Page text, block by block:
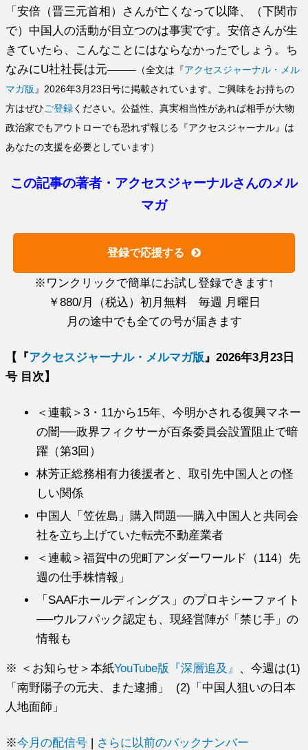
「安倍（晋三元首相）さんが亡くなって以降、（下関市
で）中国人の活動が目立つのは事実です。安倍さんが生
きていたら、こんなことにはならなかったでしょう。ち
なみにU社社長は元―――（全文は『アクセスジャーナル・メル
マガ版』2026年3月23日号に掲載されています。ご興味をお持ちの
方はぜひご登録ください。公益性、真実相当性があれば相手が大物
政治家でもアウトローでも恐れず報じる『アクセスジャーナル』は
あなたの支援を必要としています）
この記事の著者・アクセスジャーナルさんのメル
マガ
登録で応援する
※ワンクリックで簡単にお試し登録できます↑
￥880/月（税込）初月無料 毎週 月曜日
月の途中でも全ての号が届きます
【『アクセスジャーナル・メルマガ版 』2026年3月23日
号 目次】
＜連載＞3・11から15年、今明かされる復興マネー
の闇──政界フィクサーが百条委員会設置阻止で暗
躍（第3回）
林芳正総務相有力後援者と、取引先中国人との怪
しい関係
中国人「笠佐島」購入問題──購入中国人と共同会
社を立ち上げていた転売不動産業者
＜連載＞福賀中の兜町アンダーワールド（114）先
週の仕手株情報」
「SAAFホールディングス」のプロキシーファイト
──ウルフパック認定も、現経営陣が「禁じ手」の
情報も
※ ＜お知らせ＞本紙YouTube版『深層追及』 、今週は(1)
「南野陽子の元夫、また逮捕」 (2)「中国人狙いの日本
人地面師」
※今月の配信号 さらに以前のバックナンバー